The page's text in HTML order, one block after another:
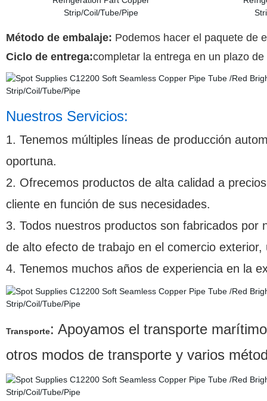
Método de embalaje: Podemos hacer el paquete de
Ciclo de entrega:completar la entrega en un plazo
Nuestros Servicios:
1. Tenemos múltiples líneas de producción
oportuna.
2. Ofrecemos productos de alta calidad a
cliente en función de sus necesidades.
3. Todos nuestros productos son fabricados
de alto efecto de trabajo en el comercio
4. Tenemos muchos años de experiencia en la
Transporte: Apoyamos el transporte
otros modos de transporte yvarios